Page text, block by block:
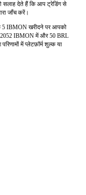
सलाह देते हैं कि आप ट्रेडिंग से
जाँच करें।
5 IBMON खरीदने पर आपको
IBMON में और 50 BRL
में प्लेटफ़ॉर्म शुल्क या